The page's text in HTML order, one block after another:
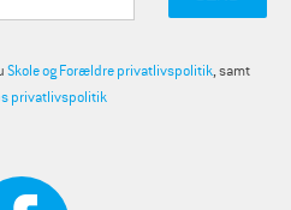
Skole og Forældre privatlivspolitik, samt
privatlivspolitik